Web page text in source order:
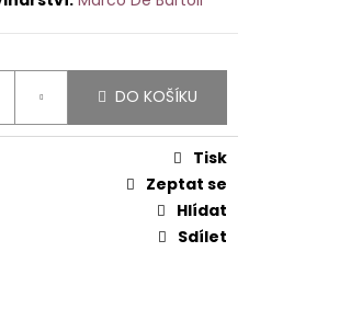
DO KOŠÍKU
Tisk
Zeptat se
Hlídat
Sdílet